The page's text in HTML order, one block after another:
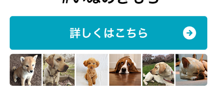
くさん投稿されています。見たらきっと癒されるので、ぜひチェ
ックしてみてくださいね！